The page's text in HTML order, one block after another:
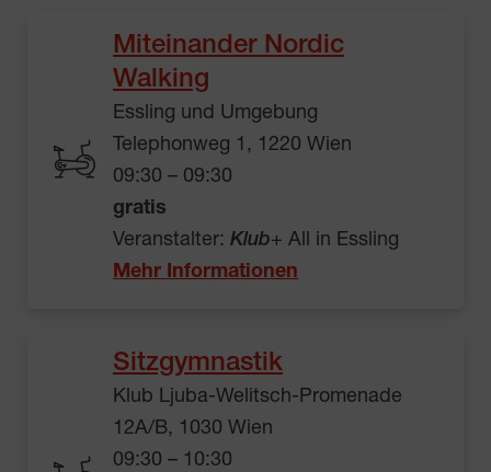
Miteinander Nordic
Walking
Essling und Umgebung
Telephonweg 1, 1220 Wien
09:30 – 09:30
gratis
Veranstalter: Klub+ All in Essling
Mehr Informationen
Sitzgymnastik
Klub Ljuba-Welitsch-Promenade
12A/B, 1030 Wien
09:30 – 10:30